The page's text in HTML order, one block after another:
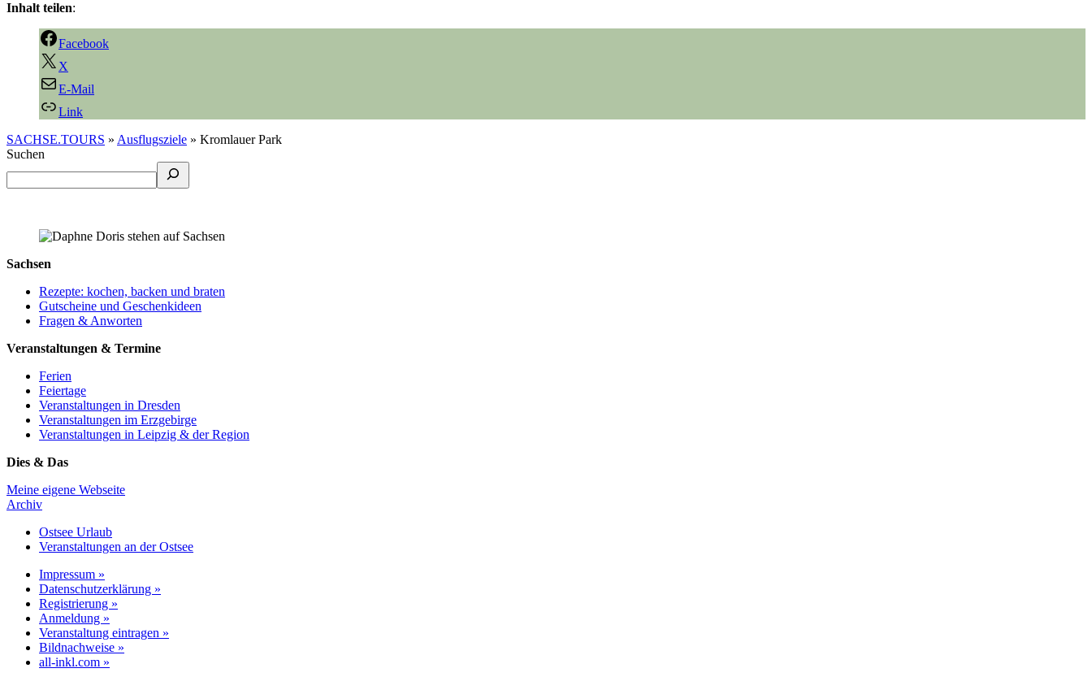
Inhalt teilen:
Facebook
X
E-Mail
Link
SACHSE.TOURS » Ausflugsziele » Kromlauer Park
Suchen
Sachsen
Rezepte: kochen, backen und braten
Gutscheine und Geschenkideen
Fragen & Anworten
Veranstaltungen & Termine
Ferien
Feiertage
Veranstaltungen in Dresden
Veranstaltungen im Erzgebirge
Veranstaltungen in Leipzig & der Region
Dies & Das
Meine eigene Webseite
Archiv
Ostsee Urlaub
Veranstaltungen an der Ostsee
Impressum »
Datenschutzerklärung »
Registrierung »
Anmeldung »
Veranstaltung eintragen »
Bildnachweise »
all-inkl.com »